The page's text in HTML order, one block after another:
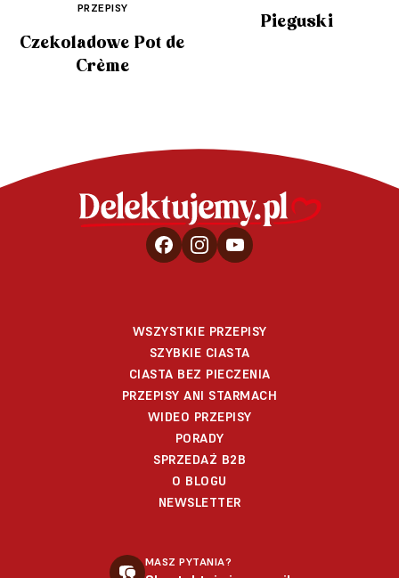
PRZEPISY
Czekoladowe Pot de
Crème
Pieguski
WSZYSTKIE PRZEPISY
SZYBKIE CIASTA
CIASTA BEZ PIECZENIA
PRZEPISY ANI STARMACH
WIDEO PRZEPISY
PORADY
SPRZEDAŻ B2B
O BLOGU
NEWSLETTER
MASZ PYTANIA?